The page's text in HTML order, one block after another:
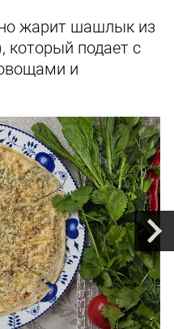
жарит шашлык из
который подает с
и